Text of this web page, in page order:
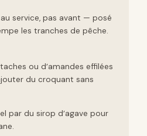
service, pas avant — posé
les tranches de pêche.
ou d’amandes effilées
du croquant sans
par du sirop d’agave pour